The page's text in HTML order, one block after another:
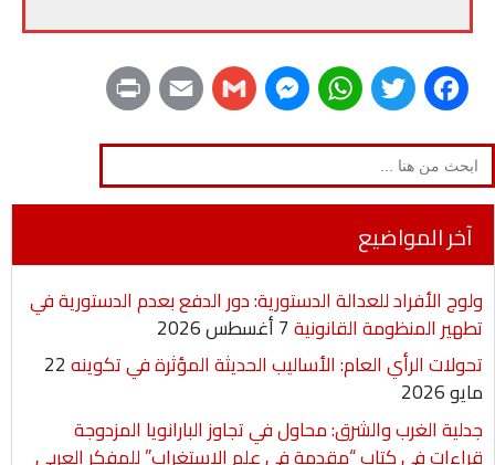
F
a
c
e
b
o
o
k
T
w
i
t
t
e
r
W
h
a
s
A
p
M
e
s
e
n
g
r
G
m
a
l
E
m
a
l
r
i
t
Search
for:
آخر المواضيع
ولوج الأفراد للعدالة الدستورية: دور الدفع بعدم الدستورية في
تطهير المنظومة القانونية7 أغسطس 2026
تحولات الرأي العام: الأساليب الحديثة المؤثرة في تكوينه22
مايو 2026
جدلية الغرب والشرق: محاول في تجاوز البارانويا المزدوجة
قراءات في كتاب “مقدمة في علم الاستغراب” للمفكر العربي